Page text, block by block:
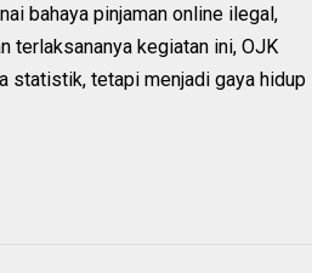
bahaya pinjaman online ilegal,
terlaksananya kegiatan ini, OJK
statistik, tetapi menjadi gaya hidup